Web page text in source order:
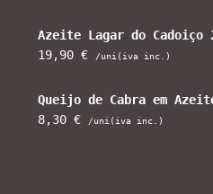
Azeite Lagar do Cadoiço
19,90€ /uni(iva inc.)
Queijo de Cabra em
8,30€ /uni(iva inc.)